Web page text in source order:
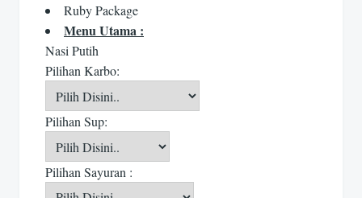
Ruby Package
Menu Utama :
Nasi Putih
Pilihan Karbo:
Pilihan Sup:
Pilihan Sayuran :